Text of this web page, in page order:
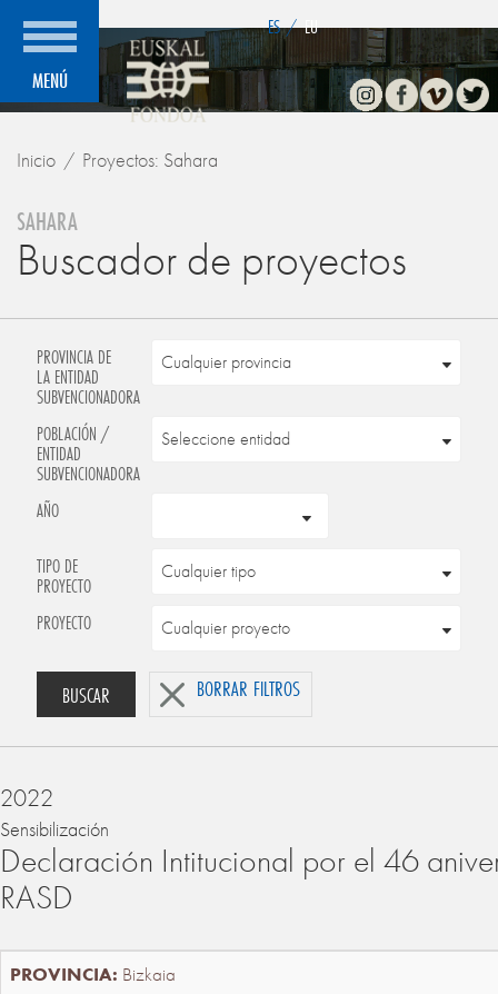
MENÚ
ES / EU
InstagramFacebook
Vimeo
Inicio Proyectos: Sahara
SAHARA
Buscador de proyectos
PROVINCIA DE
LA ENTIDAD
SUBVENCIONADORA
POBLACIÓN /
ENTIDAD
SUBVENCIONADORA
AÑO
TIPO DE
PROYECTO
PROYECTO
BUSCAR BORRAR FILTROS
2022
Sensibilización
Declaración Intitucional por el 46
RASD
Bizkaia